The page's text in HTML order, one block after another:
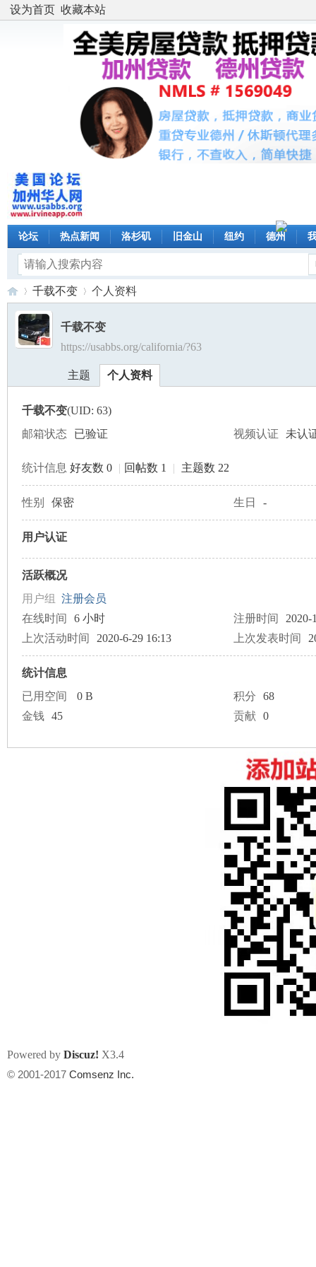
设为首页 收藏本站
论坛 热点新闻 洛杉矶 旧金山 纽约 德州
美
州
›
千载不变
›
个人资料
千载不变
https://usabbs.org/california/?63
主题 个人资料
千载不变(UID: 63)
邮箱状态
已验证 视频认证 未认
统计信息 好友数 0 | 回帖数 1 | 主题数 22
性别 保密 生日 -
用户认证
活跃概况
用户组 注册会员
在线时间
6 小时 注册时间
2020-
上次活动时间
2020-6-29 16:13 上次发表时间
统计信息
已用空间
0 B 积分
68
金钱
45 贡献 0
Powered by Discuz! X3.4
© 2001-2017 Comsenz Inc.